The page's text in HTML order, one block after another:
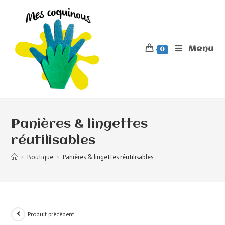
0 Menu
Panières & lingettes
réutilisables
> Boutique > Panières & lingettes réutilisables
Produit précédent